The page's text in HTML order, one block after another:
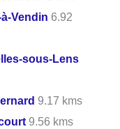
Vendin 6.92
sous-Lens
9.17 kms
9.56 kms